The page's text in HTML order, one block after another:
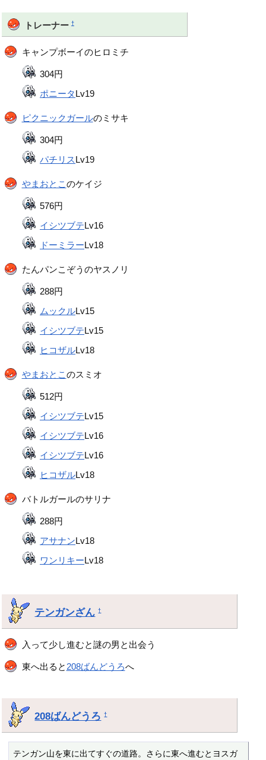
トレーナー †
キャンプボーイのヒロミチ
304円
ポニータLv19
ピクニックガールのミサキ
304円
パチリスLv19
やまおとこ のケイジ
576円
イシツブテLv16
ドーミラーLv18
たんパンこぞうのヤスノリ
288円
ムックルLv15
イシツブテLv15
ヒコザルLv18
やまおとこ のスミオ
512円
イシツブテLv15
イシツブテLv16
イシツブテLv16
ヒコザルLv18
バトルガールのサリナ
288円
アサナンLv18
ワンリキーLv18
テンガンざん †
入って少し進むと謎の男と出会う
東へ出ると 208ばんどうろへ
208ばんどうろ †
テンガン山を東に出てすぐの道路。さらに東へ進むとヨスガ